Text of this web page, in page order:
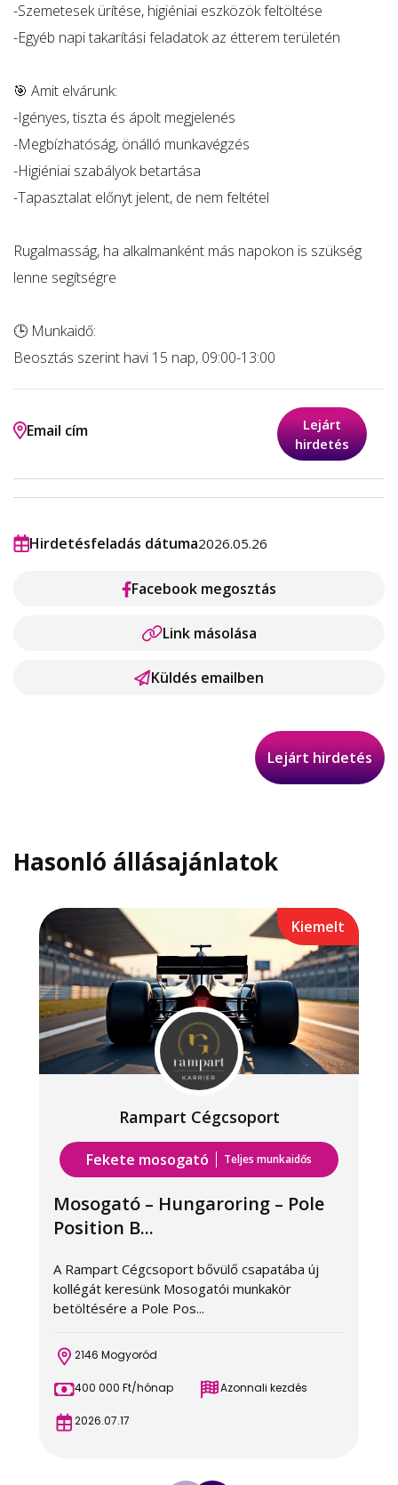
-Szemetesek ürítése, higiéniai eszközök feltöltése
-Egyéb napi takarítási feladatok az étterem területén
🎯 Amit elvárunk:
-Igényes, tiszta és ápolt megjelenés
-Megbízhatóság, önálló munkavégzés
-Higiéniai szabályok betartása
-Tapasztalat előnyt jelent, de nem feltétel
Rugalmasság, ha alkalmanként más napokon is szükség
lenne segítségre
🕒 Munkaidő:
Beosztás szerint havi 15 nap, 09:00-13:00
Email cím
Lejárt
hirdetés
Hirdetésfeladás dátuma2026.05.26
Facebook megosztás
Link másolása
Küldés emailben
Lejárt hirdetés
Hasonló állásajánlatok
Kiemelt
Rampart Cégcsoport
Fekete mosogató Teljes munkaidős
Mosogató – Hungaroring – Pole
Position B...
A Rampart Cégcsoport bővülő csapatába új
kollégát keresünk Mosogatói munkakör
betöltésére a Pole Pos...
2146 Mogyoród
400 000 Ft/hónap Azonnali kezdés
2026.07.17